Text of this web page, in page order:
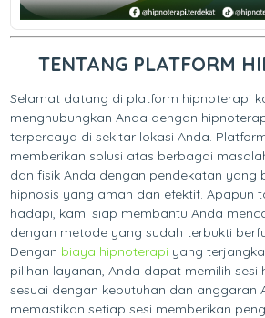
TENTANG PLATFORM
Selamat datang di platform hipnoterapi
menghubungkan Anda dengan
terpercaya di sekitar lokasi Anda.
memberikan solusi atas berbagai
dan fisik Anda dengan pendekatan yang
hipnosis yang aman dan efektif. Apapun
hadapi, kami siap membantu Anda
dengan metode yang sudah terbukti
Dengan biaya hipnoterapi yang
pilihan layanan, Anda dapat memilih sesi
sesuai dengan kebutuhan dan anggaran
memastikan setiap sesi memberikan